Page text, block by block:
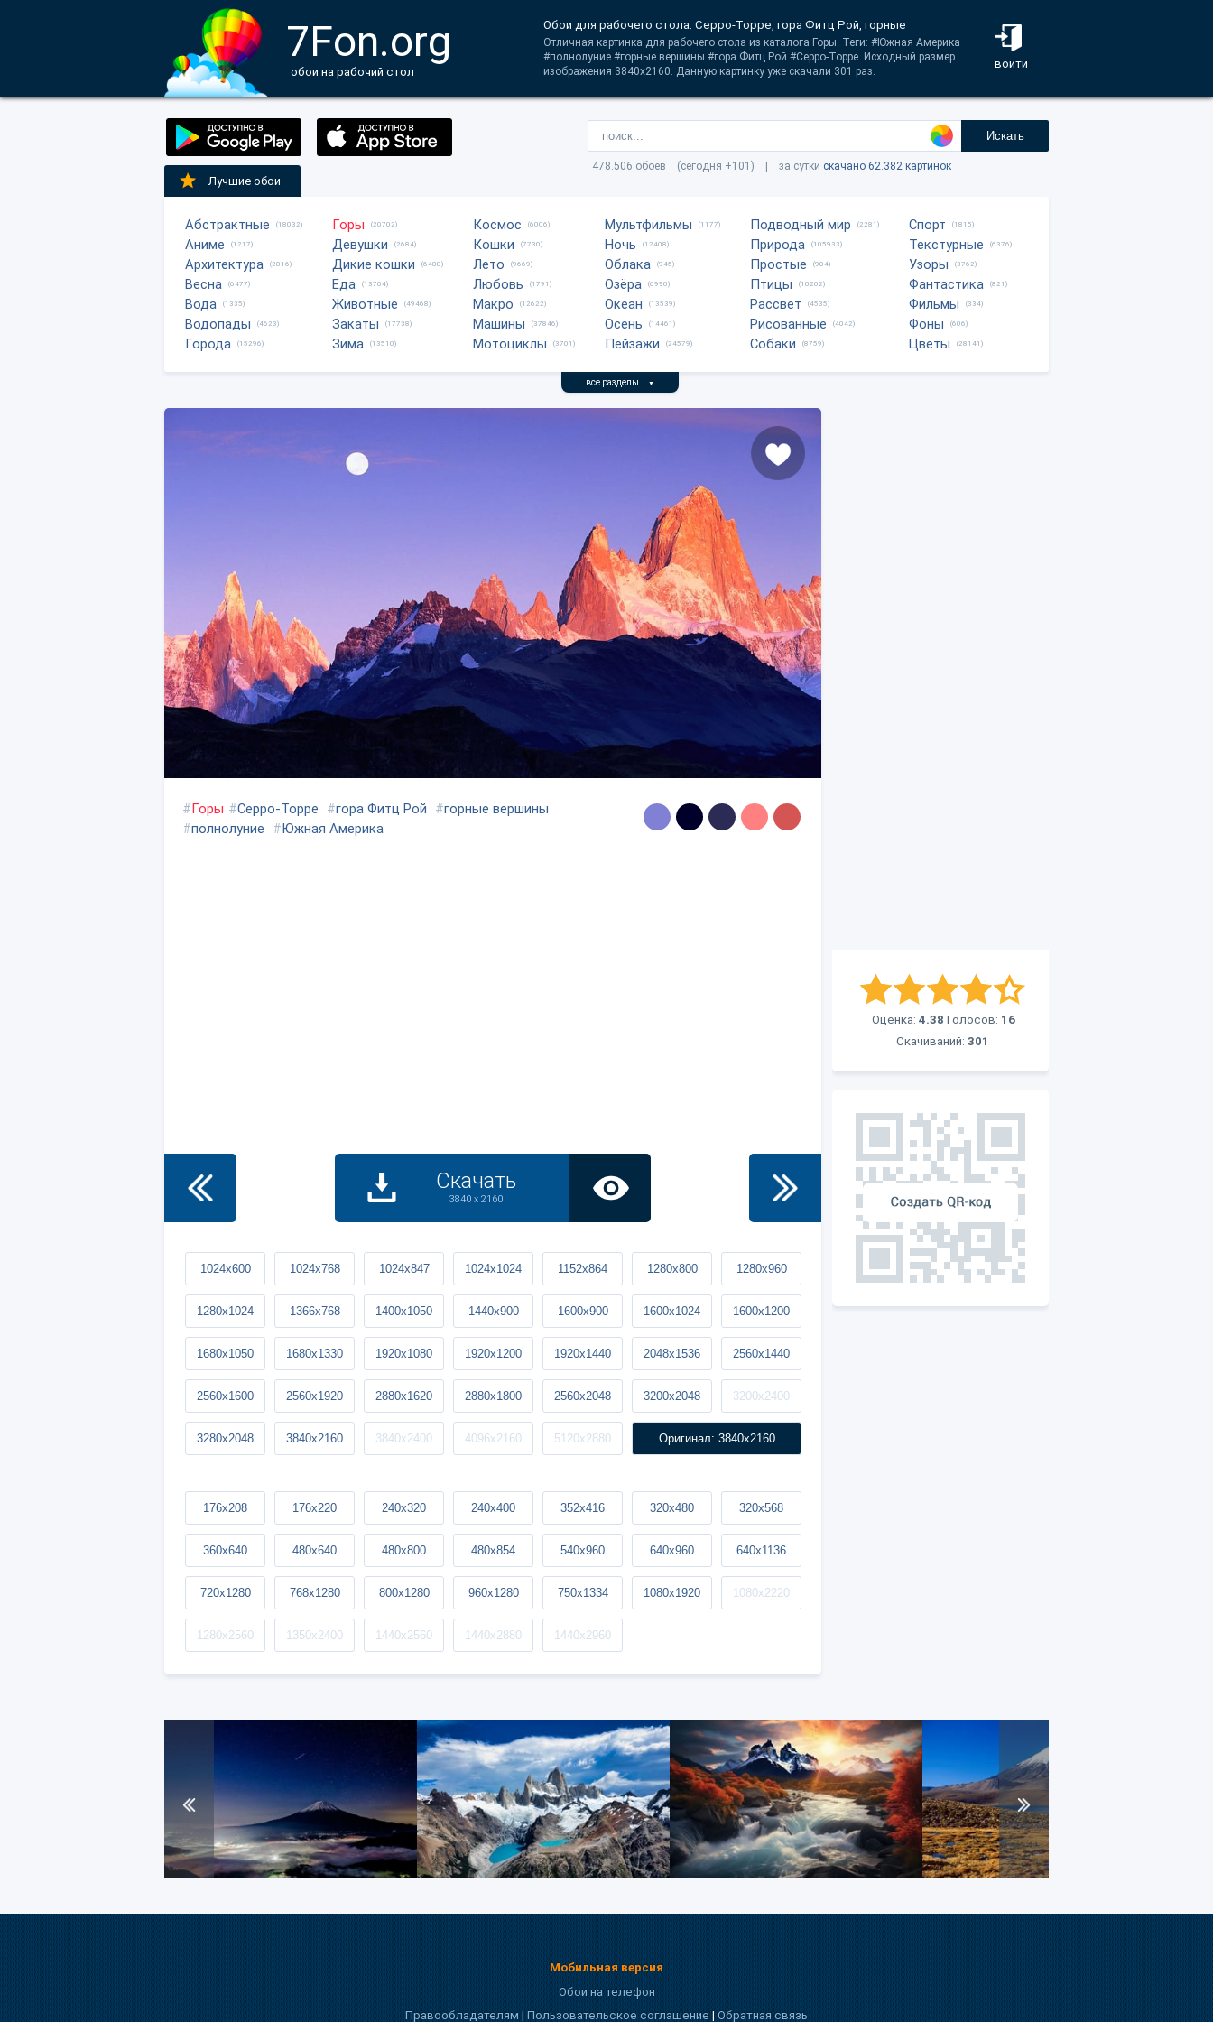
7Fon.org
обои на рабочий стол
войти
Обои для рабочего стола: Серро-Торре, гора Фитц Рой, горные
Отличная картинка для рабочего стола из каталога Горы. Теги: #Южная Америка
#полнолуние #горные вершины #гора Фитц Рой #Серро-Торре. Исходный размер
изображения 3840x2160. Данную картинку уже скачали 301 раз.
Искать
478.506 обоев (сегодня +101) | за сутки скачано 62.382 картинок
Лучшие обои
Абстрактные (18032)
Аниме (1217)
Архитектура (2816)
Весна (6477)
Вода (1335)
Водопады (4623)
Города (15296)
Горы (20702)
Девушки (2684)
Дикие кошки (6488)
Еда (13704)
Животные (49468)
Закаты (17738)
Зима (13510)
Космос (6006)
Кошки (7730)
Лето (9669)
Любовь (1791)
Макро (12622)
Машины (37846)
Мотоциклы (3701)
Мультфильмы (1177)
Ночь (12408)
Облака (945)
Озёра (6990)
Океан (13539)
Осень (14461)
Пейзажи (24579)
Подводный мир (2281)
Природа (105933)
Простые (904)
Птицы (10202)
Рассвет (4535)
Рисованные (4042)
Собаки (8759)
Спорт (1815)
Текстурные (6376)
Узоры (3762)
Фантастика (821)
Фильмы (334)
Фоны (606)
Цветы (28141)
все разделы ▼
Оценка: 4.38 Голосов: 16
Скачиваний: 301
#Горы #Серро-Торре #гора Фитц Рой #горные вершины
#полнолуние #Южная Америка
Скачать
3840 x 2160
1024x600 1024x768 1024x847 1024x1024 1152x864 1280x800 1280x960
1280x1024 1366x768 1400x1050 1440x900 1600x900 1600x1024 1600x1200
1680x1050 1680x1330 1920x1080 1920x1200 1920x1440 2048x1536 2560x1440
2560x1600 2560x1920 2880x1620 2880x1800 2560x2048 3200x2048 3200x2400
3280x2048 3840x2160 3840x2400 4096x2160 5120x2880 Оригинал: 3840x2160
176x208 176x220 240x320 240x400 352x416 320x480 320x568
360x640 480x640 480x800 480x854 540x960 640x960 640x1136
720x1280 768x1280 800x1280 960x1280 750x1334 1080x1920 1080x2220
1280x2560 1350x2400 1440x2560 1440x2880 1440x2960
Мобильная версия
Обои на телефон
Правообладателям|Пользовательское соглашение|Обратная связь